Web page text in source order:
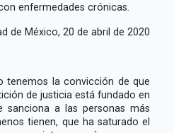
enfermedades crónicas.
de México, 20 de abril de 2020
tenemos la convicción de que
de justicia está fundado en
sanciona a las personas más
tienen, que ha saturado el